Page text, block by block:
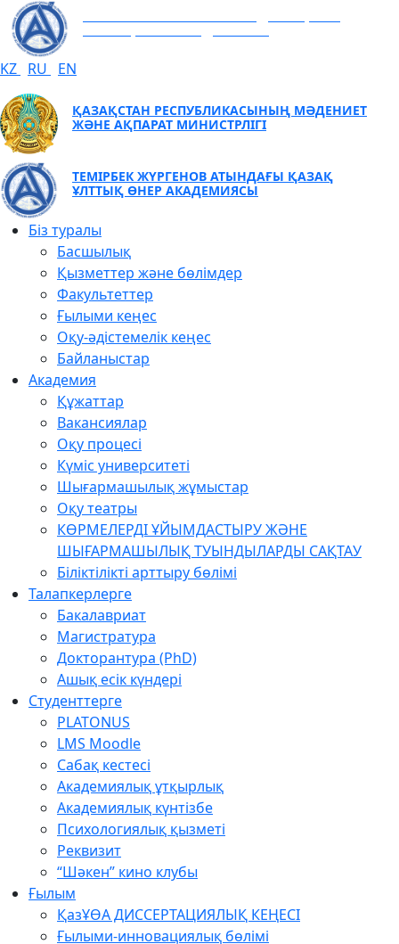
KZ RU EN
ҚАЗАҚСТАН РЕСПУБЛИКАСЫНЫҢ МӘДЕНИЕТ
ЖӘНЕ АҚПАРАТ МИНИСТРЛІГІ
ТЕМІРБЕК ЖҮРГЕНОВ АТЫНДАҒЫ ҚАЗАҚ
ҰЛТТЫҚ ӨНЕР АКАДЕМИЯСЫ
Біз туралы
Басшылық
Қызметтер және бөлімдер
Факультеттер
Ғылыми кеңес
Оқу-әдістемелік кеңес
Байланыстар
Академия
Құжаттар
Вакансиялар
Оқу процесі
Күміс университеті
Шығармашылық жұмыстар
Оқу театры
КӨРМЕЛЕРДІ ҰЙЫМДАСТЫРУ ЖӘНЕ
ШЫҒАРМАШЫЛЫҚ ТУЫНДЫЛАРДЫ САҚТАУ
Біліктілікті арттыру бөлімі
Талапкерлерге
Бакалавриат
Магистратура
Докторантура (PhD)
Ашық есік күндері
Студенттерге
PLATONUS
LMS Moodle
Сабақ кестесі
Академиялық ұтқырлық
Академиялық күнтізбе
Психологиялық қызметі
Реквизит
“Шәкен” кино клубы
Ғылым
ҚазҰӨА ДИССЕРТАЦИЯЛЫҚ КЕҢЕСІ
Ғылыми-инновациялық бөлімі